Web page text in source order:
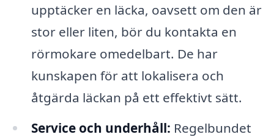
upptäcker en läcka, oavsett om den är
stor eller liten, bör du kontakta en
rörmokare omedelbart. De har
kunskapen för att lokalisera och
åtgärda läckan på ett effektivt sätt.
Service och underhåll: Regelbundet